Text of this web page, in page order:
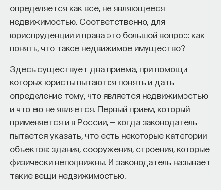
определяется как все, не являющееся
недвижимостью. Соответственно, для
юриспруденции и права это большой вопрос: как
понять, что такое недвижимое имущество?
Здесь существует два приема, при помощи
которых юристы пытаются понять и дать
определение тому, что является недвижимостью
и что ею не является. Первый прием, который
применяется и в России, — когда законодатель
пытается указать, что есть некоторые категории
объектов: здания, сооружения, строения, которые
физически неподвижны. И законодатель называет
такие вещи недвижимостью.
Они обсуждают, как университеты выбирают
собственное будущее, почему результаты
образования раскрываются на длинной дистанции,
и что на самом деле должен уметь студент,
А еще — почему ИИ не стоит просто запрещать,
как использовать его для диалога, и зачем
университету учить не только знаниям, но и самой
практике мышления и коммуникации.
Основатель ПостНауки Ивар Максутов запускает
проект Naukka Talents.